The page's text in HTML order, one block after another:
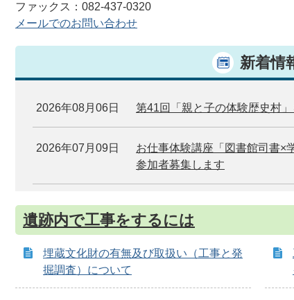
ファックス：082-437-0320
メールでのお問い合わせ
新着情
2026年08月06日 第41回「親と子の体験歴史村
2026年07月09日
お仕事体験講座「図書館司書×
参加者募集します
遺跡内で工事をするには
埋蔵文化財の有無及び取扱い（工事と発
掘調査）について